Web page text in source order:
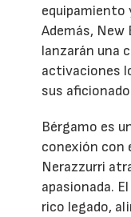
equipamiento
Además, New
lanzarán una
activaciones
sus
Bérgamo es
conexión con
Nerazzurri
apasionada.
rico legado,